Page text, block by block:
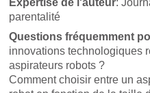
parentalité
Questions fréquemment
innovations technologiques
aspirateurs robots ?
Comment choisir entre un